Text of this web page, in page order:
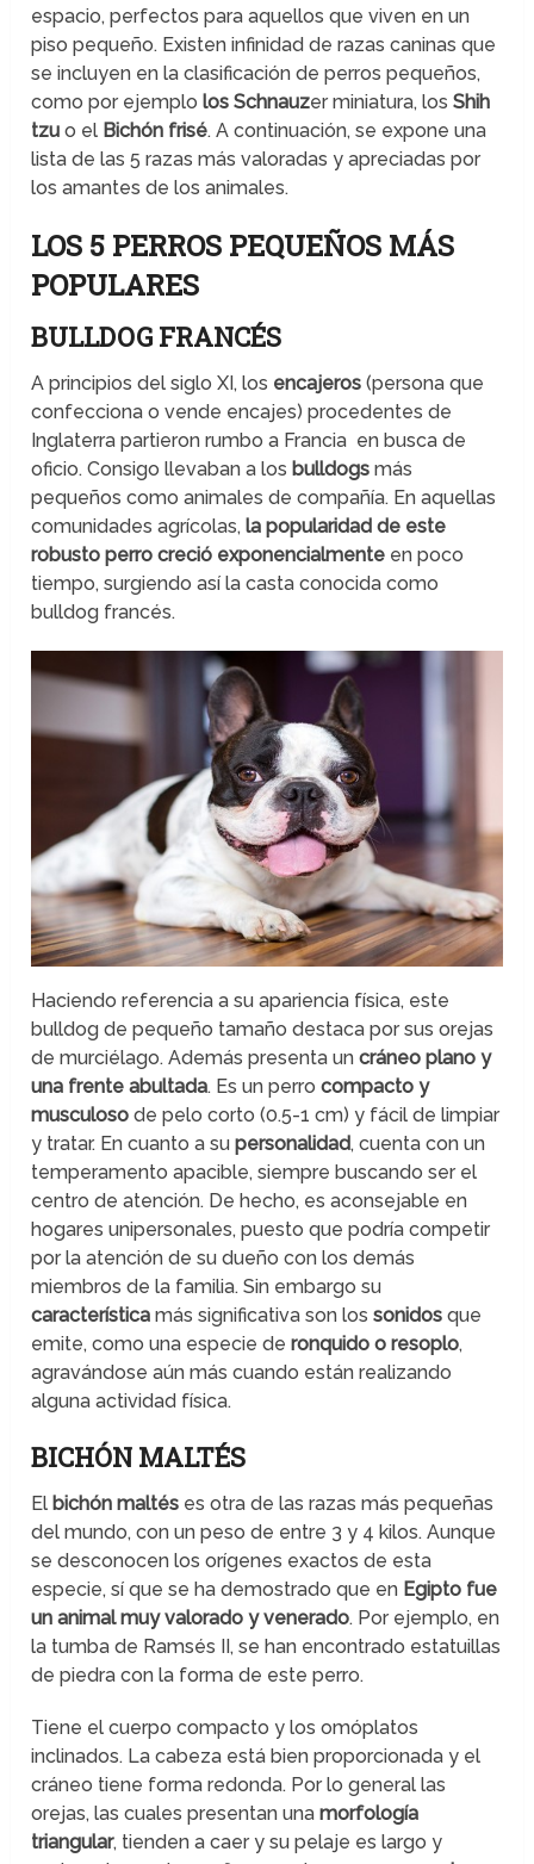
espacio, perfectos para aquellos que viven en un
piso pequeño. Existen infinidad de razas caninas que
se incluyen en la clasificación de perros pequeños,
como por ejemplo los Schnauzer miniatura, los Shih
tzuo el Bichón frisé. A continuación, se expone una
lista de las 5 razas más valoradas y apreciadas por
los amantes de los animales.
LOS 5 PERROS PEQUEÑOS MÁS
POPULARES
BULLDOG FRANCÉS
A principios del siglo XI, los encajeros(persona que
confecciona o vende encajes) procedentes de
Inglaterra partieron rumbo a Francia en busca de
oficio. Consigo llevaban a los bulldogsmás
pequeños como animales de compañía. En aquellas
comunidades agrícolas, la popularidad de este
robusto perro creció exponencialmente en poco
tiempo, surgiendo así la casta conocida como
bulldog francés.
Haciendo referencia a su apariencia física, este
bulldog de pequeño tamaño destaca por sus orejas
de murciélago. Además presenta un cráneo plano y
una frente abultada. Es un perrocompacto y
musculoso de pelo corto (0.5-1 cm) y fácil de limpiar
y tratar. En cuanto a supersonalidad, cuenta con un
temperamento apacible, siempre buscando ser el
centro de atención. De hecho, es aconsejable en
hogares unipersonales, puesto que podría competir
por la atención de su dueño con los demás
miembros de la familia. Sin embargo su
característicamás significativa son lossonidosque
emite, como una especie deronquido o resoplo,
agravándose aún más cuando están realizando
alguna actividad física.
BICHÓN MALTÉS
El bichón maltés es otra de las razas más pequeñas
del mundo, con un peso de entre 3 y 4 kilos. Aunque
se desconocen los orígenes exactos de esta
especie, sí que se ha demostrado que en Egipto fue
un animal muy valorado y venerado. Por ejemplo, en
la tumba de Ramsés II, se han encontrado estatuillas
de piedra con la forma de este perro.
Tiene el cuerpo compacto y los omóplatos
inclinados. La cabeza está bien proporcionada y el
cráneo tiene forma redonda. Por lo general las
orejas, las cuales presentan una morfología
triangular, tienden a caer y su pelaje es largo y